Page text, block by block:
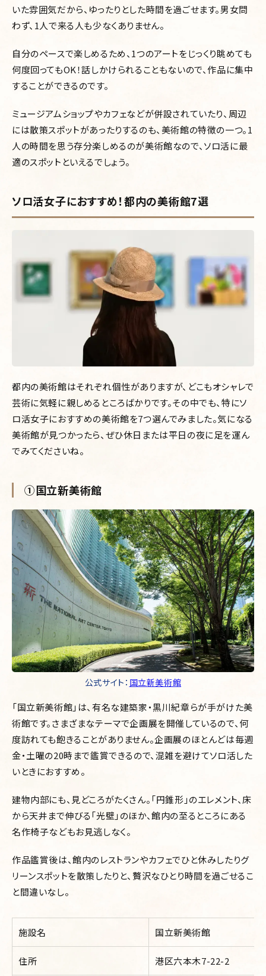
いた雰囲気だから、ゆったりとした時間を過ごせます。男女問
わず、1人で来る人も少なくありません。
自分のペースで楽しめるため、1つのアートをじっくり眺めても
何度回ってもOK！話しかけられることもないので、作品に集中
することができるのです。
ミュージアムショップやカフェなどが併設されていたり、周辺
には散策スポットがあったりするのも、美術館の特徴の一つ。1
人の時間を思う存分楽しめるのが美術館なので、ソロ活に最
適のスポットといえるでしょう。
ソロ活女子におすすめ！都内の美術館7選
都内の美術館はそれぞれ個性がありますが、どこもオシャレで
芸術に気軽に親しめるところばかりです。その中でも、特にソ
ロ活女子におすすめの美術館を7つ選んでみました。気になる
美術館が見つかったら、ぜひ休日または平日の夜に足を運ん
でみてくださいね。
①国立新美術館
公式サイト： 国立新美術館
「国立新美術館」は、有名な建築家・黒川紀章らが手がけた美
術館です。さまざまなテーマで企画展を開催しているので、何
度訪れても飽きることがありません。企画展のほとんどは毎週
金・土曜の20時まで鑑賞できるので、混雑を避けてソロ活した
いときにおすすめ。
建物内部にも、見どころがたくさん。「円錐形」のエレメント、床
から天井まで伸びる「光壁」のほか、館内の至るところにある
名作椅子などもお見逃しなく。
作品鑑賞後は、館内のレストランやカフェでひと休みしたりグ
リーンスポットを散策したりと、贅沢なひとり時間を過ごせるこ
と間違いなし。
施設名 国立新美術館
住所 港区六本木7-22-2